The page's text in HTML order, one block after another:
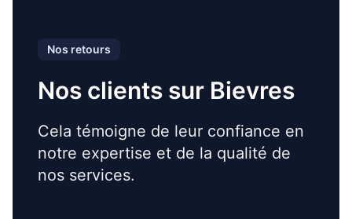
Nos retours
Nos clients sur Bievres
Cela témoigne de leur confiance en
notre expertise et de la qualité de
nos services.